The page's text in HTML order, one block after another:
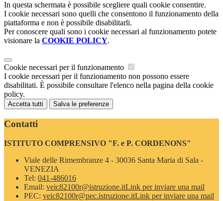
In questa schermata è possibile scegliere quali cookie consentire.
I cookie necessari sono quelli che consentono il funzionamento della
piattaforma e non è possibile disabilitarli.
Per conoscere quali sono i cookie necessari al funzionamento potete
visionare la COOKIE POLICY.
Cookie necessari per il funzionamento
I cookie necessari per il funzionamento non possono essere
disabilitati. È possibile consultare l'elenco nella pagina della cookie
policy.
Accetta tutti Salva le preferenze
Contatti
ISTITUTO COMPRENSIVO "F. e P. CORDENONS"
Viale delle Rimembranze 4 - 30036 Santa Maria di Sala -
VENEZIA
Tel: 041-486016
Email: veic82100r@istruzione.itLink per inviare una mail
PEC: veic82100r@pec.istruzione.itLink per inviare una mail